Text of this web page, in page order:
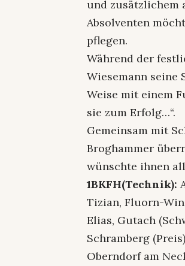
und zusätzlichem
Absolventen
pflegen.
Während der
Wiesemann
Weise mit einem
sie zum Erfolg…“.
Gemeinsam mit
Broghammer
wünschte ihnen
1BKFH(Technik):
Tizian, Fluorn-
Elias, Gutach
Schramberg
Oberndorf am